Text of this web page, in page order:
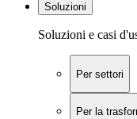
Soluzioni
Soluzioni e casi
Per settori
Per la